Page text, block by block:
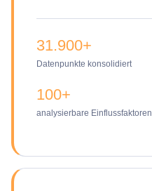
31.900+
Datenpunkte konsolidiert
100+
analysierbare Einflussfaktoren